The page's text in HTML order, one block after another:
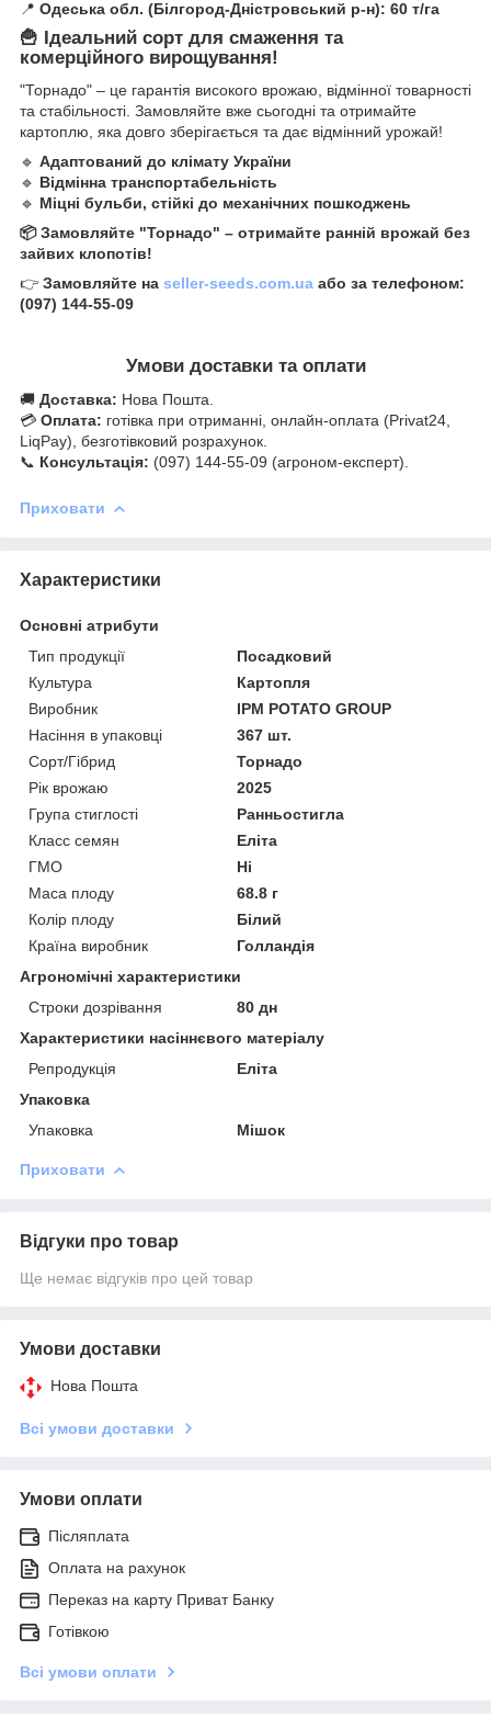
📍 Одеська обл. (Білгород-Дністровський р-н): 60 т/га
🍟 Ідеальний сорт для смаження та
комерційного вирощування!
"Торнадо" – це гарантія високого врожаю, відмінної товарності
та стабільності. Замовляйте вже сьогодні та отримайте
картоплю, яка довго зберігається та дає відмінний урожай!
🔹 Адаптований до клімату України
🔹 Відмінна транспортабельність
🔹 Міцні бульби, стійкі до механічних пошкоджень
📦 Замовляйте "Торнадо" – отримайте ранній врожай без
зайвих клопотів!
👉 Замовляйте на seller-seeds.com.ua або за телефоном:
(097) 144-55-09
Умови доставки та оплати
🚚 Доставка: Нова Пошта.
💳 Оплата: готівка при отриманні, онлайн-оплата (Privat24,
LiqPay), безготівковий розрахунок.
📞 Консультація: (097) 144-55-09 (агроном-експерт).
Приховати
Характеристики
Основні атрибути
Тип продукції
Посадковий
Культура
Картопля
Виробник
IPM POTATO GROUP
Насіння в упаковці
367 шт.
Сорт/Гібрид
Торнадо
Рік врожаю
2025
Група стиглості
Ранньостигла
Класс семян
Еліта
ГМО
Ні
Маса плоду
68.8 г
Колір плоду
Білий
Країна виробник
Голландія
Агрономічні характеристики
Строки дозрівання
80 дн
Характеристики насіннєвого матеріалу
Репродукція
Еліта
Упаковка
Упаковка
Мішок
Приховати
Відгуки про товар
Ще немає відгуків про цей товар
Умови доставки
Нова Пошта
Всі умови доставки
Умови оплати
Післяплата
Оплата на рахунок
Переказ на карту Приват Банку
Готівкою
Всі умови оплати